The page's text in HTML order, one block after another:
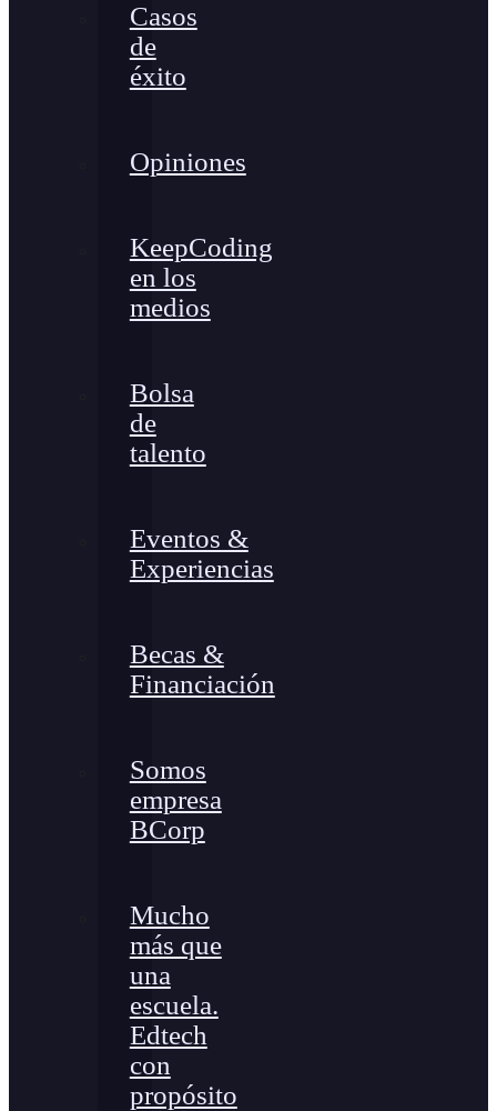
Casos
de
éxito
Opiniones
KeepCoding
en los
medios
Bolsa
de
talento
Eventos &
Experiencias
Becas &
Financiación
Somos
empresa
BCorp
Mucho
más que
una
escuela.
Edtech
con
propósito